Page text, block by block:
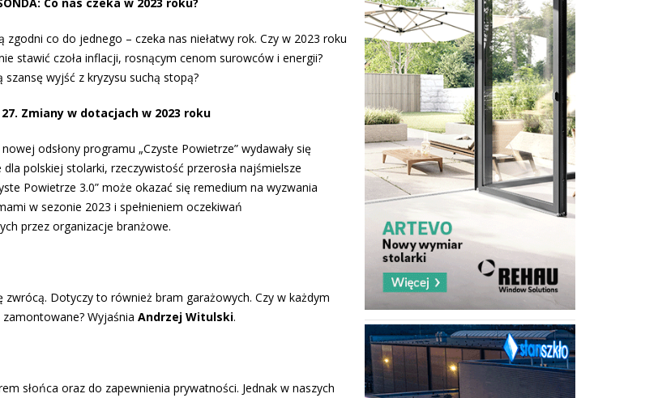
zgodni co do jednego – czeka nas niełatwy rok. Czy w 2023 roku
stawić czoła inflacji, rosnącym cenom surowców i energii?
szansę wyjść z kryzysu suchą stopą?
27. Zmiany w dotacjach w 2023 roku
odsłony programu „Czyste Powietrze” wydawały się
polskiej stolarki, rzeczywistość przerosła najśmielsze
Powietrze 3.0” może okazać się remedium na wyzwania
w sezonie 2023 i spełnieniem oczekiwań
przez organizacje branżowe.
Dotyczy to również bram garażowych. Czy w każdym
Wyjaśnia Andrzej Witulski.
słońca oraz do zapewnienia prywatności. Jednak w naszych